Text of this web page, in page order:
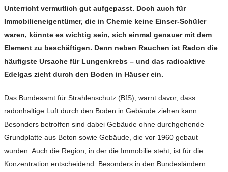
Unterricht vermutlich gut aufgepasst. Doch auch für
Immobilieneigentümer, die in Chemie keine Einser-Schüler
waren, könnte es wichtig sein, sich einmal genauer mit dem
Element zu beschäftigen. Denn neben Rauchen ist Radon die
häufigste Ursache für Lungenkrebs – und das radioaktive
Edelgas zieht durch den Boden in Häuser ein.
Das Bundesamt für Strahlenschutz (BfS), warnt davor, dass
radonhaltige Luft durch den Boden in Gebäude ziehen kann.
Besonders betroffen sind dabei Gebäude ohne durchgehende
Grundplatte aus Beton sowie Gebäude, die vor 1960 gebaut
wurden. Auch die Region, in der die Immobilie steht, ist für die
Konzentration entscheidend. Besonders in den Bundesländern